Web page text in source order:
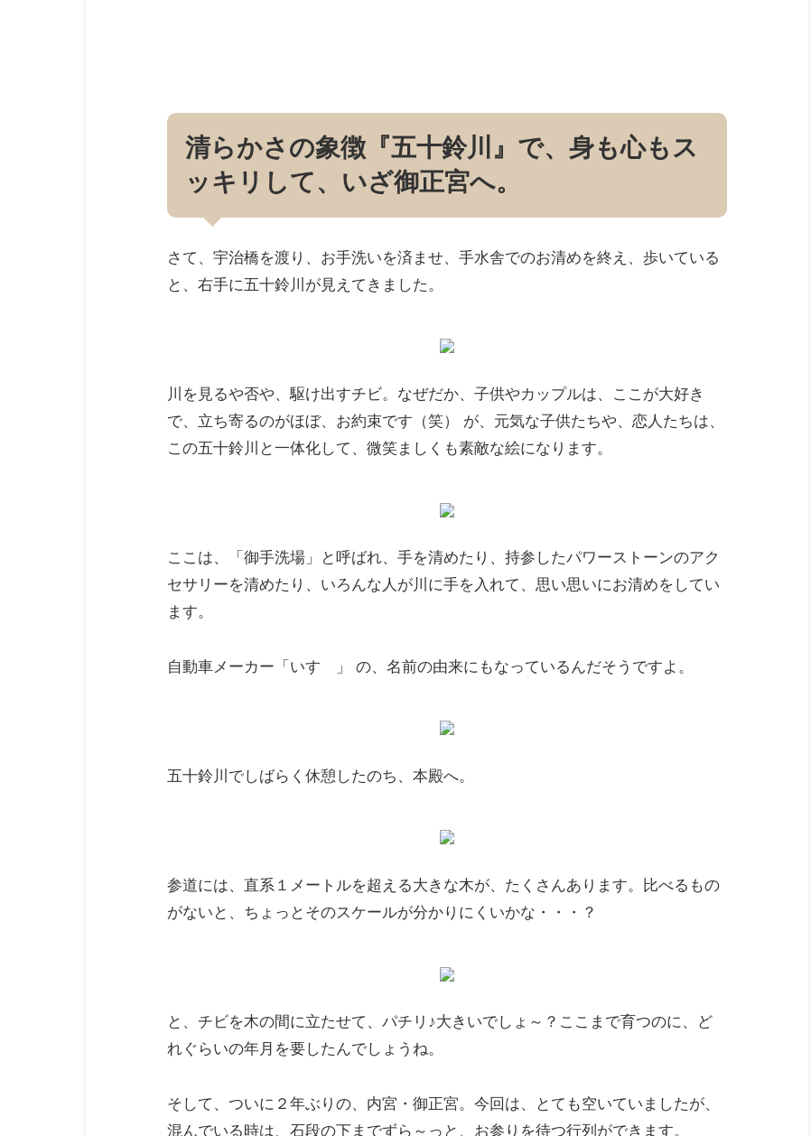
清らかさの象徴『五十鈴川』で、身も心もス
ッキリして、いざ御正宮へ。
さて、宇治橋を渡り、お手洗いを済ませ、手水舎でのお清めを終え、歩いている
と、右手に五十鈴川が見えてきました。
川を見るや否や、駆け出すチビ。なぜだか、子供やカップルは、ここが大好き
で、立ち寄るのがほぼ、お約束です（笑） が、元気な子供たちや、恋人たちは、
この五十鈴川と一体化して、微笑ましくも素敵な絵になります。
ここは、「御手洗場」と呼ばれ、手を清めたり、持参したパワーストーンのアク
セサリーを清めたり、いろんな人が川に手を入れて、思い思いにお清めをしてい
ます。
自動車メーカー「いすゞ」 の、名前の由来にもなっているんだそうですよ。
五十鈴川でしばらく休憩したのち、本殿へ。
参道には、直系１メートルを超える大きな木が、たくさんあります。比べるもの
がないと、ちょっとそのスケールが分かりにくいかな・・・？
と、チビを木の間に立たせて、パチリ♪大きいでしょ～？ここまで育つのに、ど
れぐらいの年月を要したんでしょうね。
そして、ついに２年ぶりの、内宮・御正宮。今回は、とても空いていましたが、
混んでいる時は、石段の下までずら～っと、お参りを待つ行列ができます。